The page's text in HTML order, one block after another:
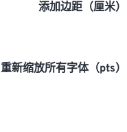
添加边距（厘米）
重新缩放所有字体（pts）